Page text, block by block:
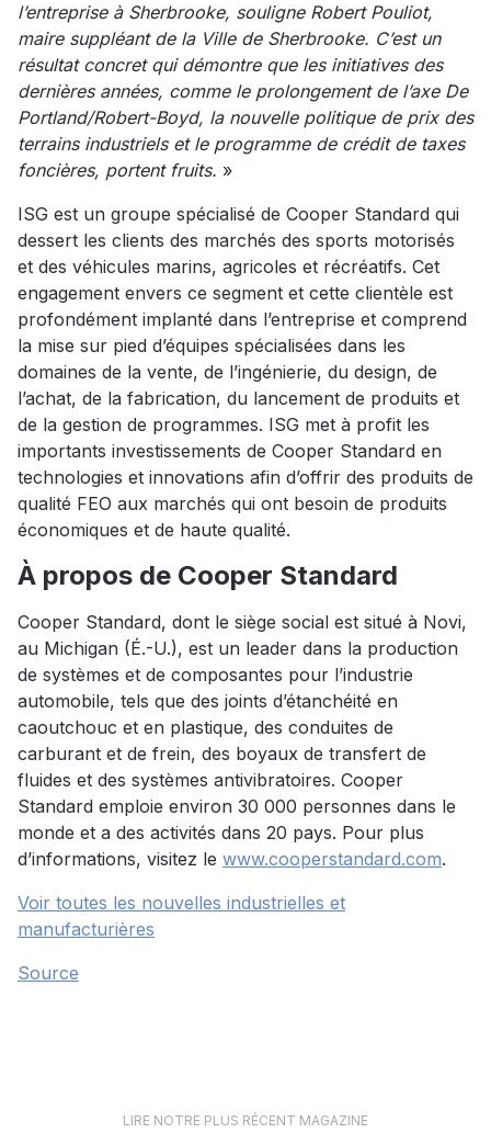
l’entreprise à Sherbrooke, souligne Robert Pouliot,
maire suppléant de la Ville de Sherbrooke. C’est un
résultat concret qui démontre que les initiatives des
dernières années, comme le prolongement de l’axe De
Portland/Robert-Boyd, la nouvelle politique de prix des
terrains industriels et le programme de crédit de taxes
foncières, portent fruits. »
ISG est un groupe spécialisé de Cooper Standard qui
dessert les clients des marchés des sports motorisés
et des véhicules marins, agricoles et récréatifs. Cet
engagement envers ce segment et cette clientèle est
profondément implanté dans l’entreprise et comprend
la mise sur pied d’équipes spécialisées dans les
domaines de la vente, de l’ingénierie, du design, de
l’achat, de la fabrication, du lancement de produits et
de la gestion de programmes. ISG met à profit les
importants investissements de Cooper Standard en
technologies et innovations afin d’offrir des produits de
qualité FEO aux marchés qui ont besoin de produits
économiques et de haute qualité.
À propos de Cooper Standard
Cooper Standard, dont le siège social est situé à Novi,
au Michigan (É.-U.), est un leader dans la production
de systèmes et de composantes pour l’industrie
automobile, tels que des joints d’étanchéité en
caoutchouc et en plastique, des conduites de
carburant et de frein, des boyaux de transfert de
fluides et des systèmes antivibratoires. Cooper
Standard emploie environ 30 000 personnes dans le
monde et a des activités dans 20 pays. Pour plus
d’informations, visitez le www.cooperstandard.com.
Voir toutes les nouvelles industrielles et
manufacturières
Source
LIRE NOTRE PLUS RÉCENT MAGAZINE